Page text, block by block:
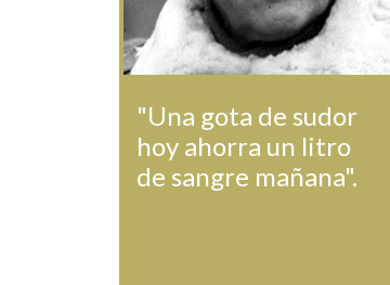
"Una gota de sudor
hoy ahorra un litro
de sangre mañana".